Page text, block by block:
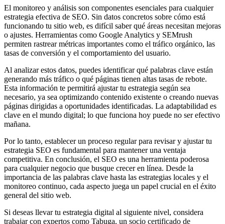
El monitoreo y análisis son componentes esenciales para cualquier
estrategia efectiva de SEO. Sin datos concretos sobre cómo está
funcionando tu sitio web, es difícil saber qué áreas necesitan mejoras
o ajustes. Herramientas como Google Analytics y SEMrush
permiten rastrear métricas importantes como el tráfico orgánico, las
tasas de conversión y el comportamiento del usuario.
Al analizar estos datos, puedes identificar qué palabras clave están
generando más tráfico o qué páginas tienen altas tasas de rebote.
Esta información te permitirá ajustar tu estrategia según sea
necesario, ya sea optimizando contenido existente o creando nuevas
páginas dirigidas a oportunidades identificadas. La adaptabilidad es
clave en el mundo digital; lo que funciona hoy puede no ser efectivo
mañana.
Por lo tanto, establecer un proceso regular para revisar y ajustar tu
estrategia SEO es fundamental para mantener una ventaja
competitiva. En conclusión, el SEO es una herramienta poderosa
para cualquier negocio que busque crecer en línea. Desde la
importancia de las palabras clave hasta las estrategias locales y el
monitoreo continuo, cada aspecto juega un papel crucial en el éxito
general del sitio web.
Si deseas llevar tu estrategia digital al siguiente nivel, considera
trabajar con expertos como Tabuga, un socio certificado de